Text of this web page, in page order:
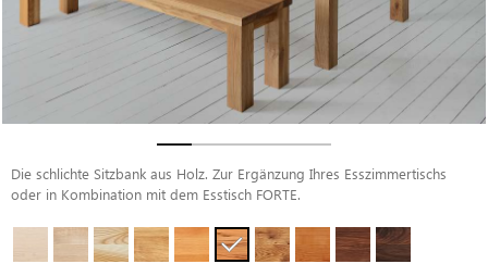
Die schlichte Sitzbank aus Holz. Zur Ergänzung Ihres Esszimmertischs
oder in Kombination mit dem Esstisch FORTE.